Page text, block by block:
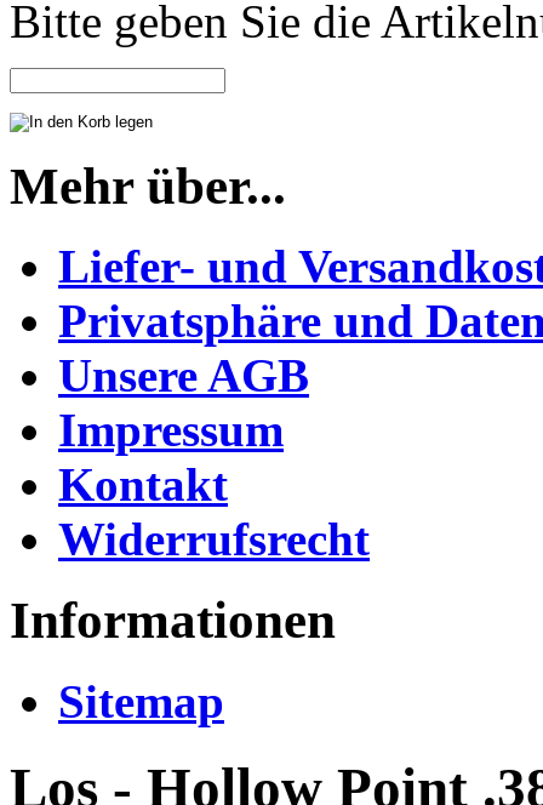
Bitte geben Sie die
Mehr über...
Liefer- und
Privatsphäre und
Unsere AGB
Impressum
Kontakt
Widerrufsrecht
Informationen
Sitemap
Los - Hollow Point